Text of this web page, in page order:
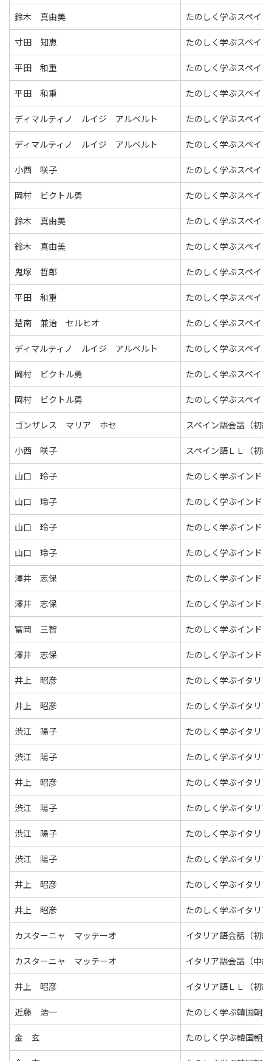
鈴木 真由美 たのしく学ぶスペイ
寸田 知恵 たのしく学ぶスペイ
平田 和重 たのしく学ぶスペイ
平田 和重 たのしく学ぶスペイ
ディマルティノ ルイジ アルベルト たのしく学ぶスペイ
ディマルティノ ルイジ アルベルト たのしく学ぶスペイ
小西 咲子 たのしく学ぶスペイ
岡村 ビクトル勇 たのしく学ぶスペイ
鈴木 真由美 たのしく学ぶスペイ
鈴木 真由美 たのしく学ぶスペイ
鬼塚 哲郎 たのしく学ぶスペイ
平田 和重 たのしく学ぶスペイ
楚南 兼治 セルヒオ たのしく学ぶスペイ
ディマルティノ ルイジ アルベルト たのしく学ぶスペイ
岡村 ビクトル勇 たのしく学ぶスペイ
岡村 ビクトル勇 たのしく学ぶスペイ
ゴンザレス マリア ホセ スペイン語会話（初
小西 咲子 スペイン語ＬＬ（初
山口 玲子 たのしく学ぶインド
山口 玲子 たのしく学ぶインド
山口 玲子 たのしく学ぶインド
山口 玲子 たのしく学ぶインド
澤井 志保 たのしく学ぶインド
澤井 志保 たのしく学ぶインド
冨岡 三智 たのしく学ぶインド
澤井 志保 たのしく学ぶインド
井上 昭彦 たのしく学ぶイタリ
井上 昭彦 たのしく学ぶイタリ
渋江 陽子 たのしく学ぶイタリ
渋江 陽子 たのしく学ぶイタリ
井上 昭彦 たのしく学ぶイタリ
渋江 陽子 たのしく学ぶイタリ
渋江 陽子 たのしく学ぶイタリ
渋江 陽子 たのしく学ぶイタリ
井上 昭彦 たのしく学ぶイタリ
井上 昭彦 たのしく学ぶイタリ
カスターニャ マッテーオ イタリア語会話（初
カスターニャ マッテーオ イタリア語会話（中
井上 昭彦 イタリア語ＬＬ（初
近藤 浩一 たのしく学ぶ韓国朝鮮
金 玄 たのしく学ぶ韓国朝